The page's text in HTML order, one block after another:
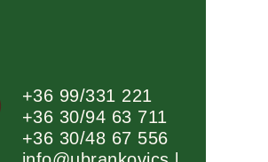
+36 99/331 221
+36 30/94 63 711
+36 30/48 67 556